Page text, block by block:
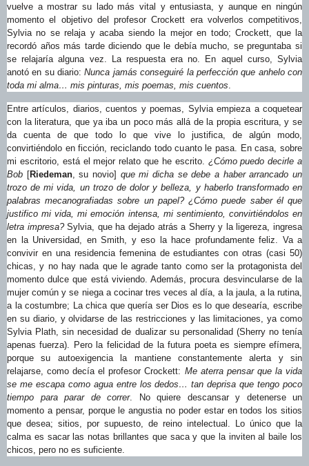
vuelve a mostrar su lado más vital y entusiasta, y aunque en ningún
momento el objetivo del profesor Crockett era volverlos competitivos,
Sylvia no se relaja y acaba siendo la mejor en todo; Crockett, que la
recordó años más tarde diciendo que le debía mucho, se preguntaba si
se relajaría alguna vez. La respuesta era no. En aquel curso, Sylvia
anotó en su diario:Nunca jamás conseguiré la perfección que anhelo con
toda mi alma… mis pinturas, mis poemas, mis cuentos.
Entre artículos, diarios, cuentos y poemas, Sylvia empieza a coquetear
con la literatura, que ya iba un poco más allá de la propia escritura, y se
da cuenta de que todo lo que vive lo justifica, de algún modo,
convirtiéndolo en ficción, reciclando todo cuanto le pasa. En casa, sobre
mi escritorio, está el mejor relato que he escrito. ¿Cómo puedo decirle a
Bob [Riedeman, su novio] que mi dicha se debe a haber arrancado un
trozo de mi vida, un trozo de dolor y belleza, y haberlo transformado en
palabras mecanografiadas sobre un papel? ¿Cómo puede saber él que
justifico mi vida, mi emoción intensa, mi sentimiento, convirtiéndolos en
letra impresa?Sylvia, que ha dejado atrás a Sherry y la ligereza, ingresa
en la Universidad, en Smith, y eso la hace profundamente feliz. Va a
convivir en una residencia femenina de estudiantes con otras (casi 50)
chicas, y no hay nada que le agrade tanto como ser la protagonista del
momento dulce que está viviendo. Además, procura desvincularse de la
mujer común y se niega a cocinar tres veces al día, a la jaula, a la rutina,
a la costumbre; La chica que quería ser Dios es lo que desearía, escribe
en su diario, y olvidarse de las restricciones y las limitaciones, ya como
Sylvia Plath, sin necesidad de dualizar su personalidad (Sherry no tenía
apenas fuerza). Pero la felicidad de la futura poeta es siempre efímera,
porque su autoexigencia la mantiene constantemente alerta y sin
relajarse, como decía el profesor Crockett: Me aterra pensar que la vida
se me escapa como agua entre los dedos… tan deprisa que tengo poco
tiempo para parar de correr. No quiere descansar y detenerse un
momento a pensar, porque le angustia no poder estar en todos los sitios
que desea; sitios, por supuesto, de reino intelectual. Lo único que la
calma es sacar las notas brillantes que saca y que la inviten al baile los
chicos, pero no es suficiente.